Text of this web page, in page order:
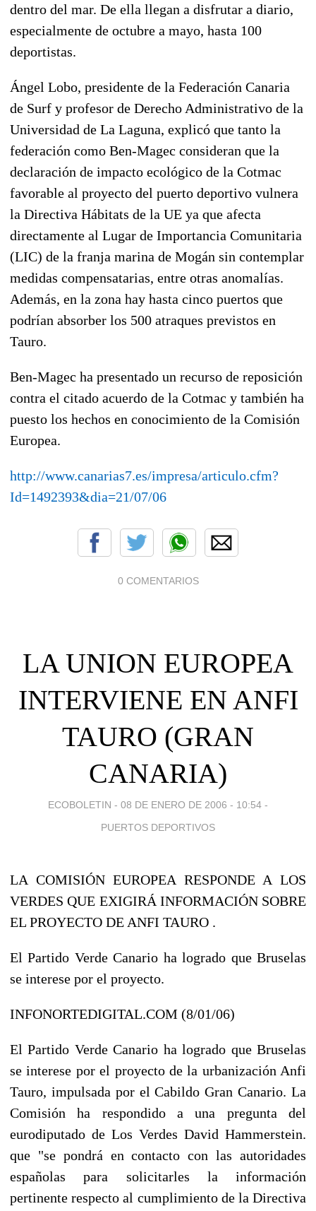
dentro del mar. De ella llegan a disfrutar a diario,
especialmente de octubre a mayo, hasta 100
deportistas.
Ángel Lobo, presidente de la Federación Canaria
de Surf y profesor de Derecho Administrativo de la
Universidad de La Laguna, explicó que tanto la
federación como Ben-Magec consideran que la
declaración de impacto ecológico de la Cotmac
favorable al proyecto del puerto deportivo vulnera
la Directiva Hábitats de la UE ya que afecta
directamente al Lugar de Importancia Comunitaria
(LIC) de la franja marina de Mogán sin contemplar
medidas compensatarias, entre otras anomalías.
Además, en la zona hay hasta cinco puertos que
podrían absorber los 500 atraques previstos en
Tauro.
Ben-Magec ha presentado un recurso de reposición
contra el citado acuerdo de la Cotmac y también ha
puesto los hechos en conocimiento de la Comisión
Europea.
http://www.canarias7.es/impresa/articulo.cfm?
Id=1492393&dia=21/07/06
0 COMENTARIOS
LA UNION EUROPEA
INTERVIENE EN ANFI
TAURO (GRAN
CANARIA)
ECOBOLETIN - 08 DE ENERO DE 2006 - 10:54 -
PUERTOS DEPORTIVOS
LA COMISIÓN EUROPEA RESPONDE A LOS
VERDES QUE EXIGIRÁ INFORMACIÓN SOBRE
EL PROYECTO DE ANFI TAURO .
El Partido Verde Canario ha logrado que Bruselas
se interese por el proyecto.
INFONORTEDIGITAL.COM (8/01/06)
El Partido Verde Canario ha logrado que Bruselas
se interese por el proyecto de la urbanización Anfi
Tauro, impulsada por el Cabildo Gran Canario. La
Comisión ha respondido a una pregunta del
eurodiputado de Los Verdes David Hammerstein.
que "se pondrá en contacto con las autoridades
españolas para solicitarles la información
pertinente respecto al cumplimiento de la Directiva